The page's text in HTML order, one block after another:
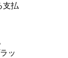
支払
ッ